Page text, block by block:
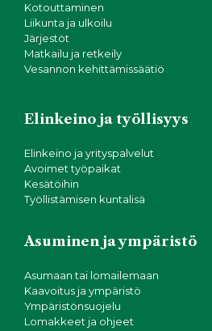
Kotouttaminen
Liikunta ja ulkoilu
Järjestöt
Matkailu ja retkeily
Vesannon kehittämissäätiö
Elinkeino ja työllisyys
Elinkeino ja yrityspalvelut
Avoimet työpaikat
Kesätöihin
Työllistämisen kuntalisä
Asuminen ja ympäristö
Asumaan tai lomailemaan
Kaavoitus ja ympäristö
Ympäristönsuojelu
Lomakkeet ja ohjeet